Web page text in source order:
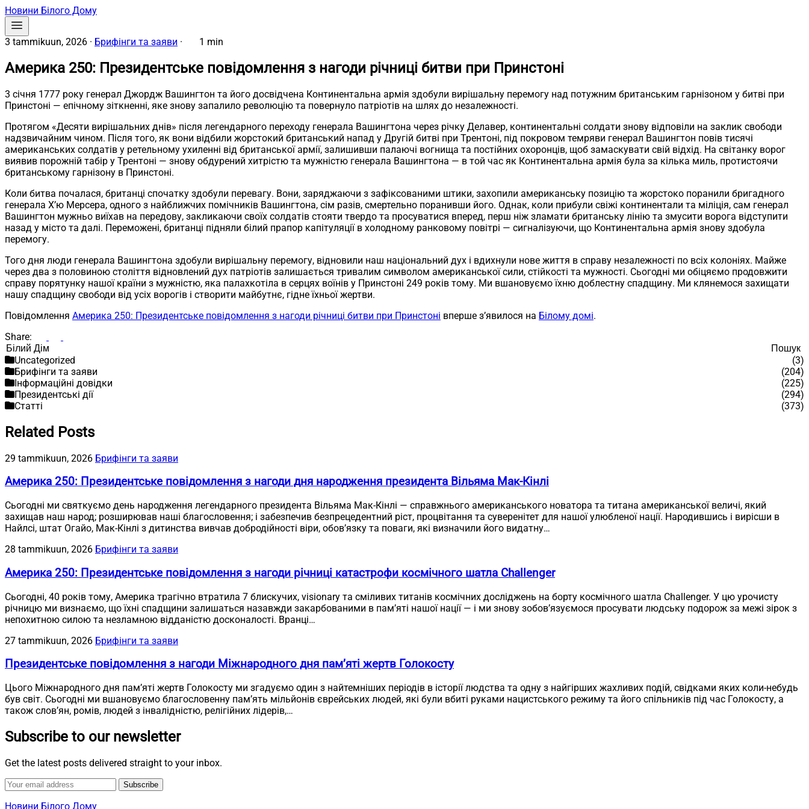
Новини Білого Дому
3 tammikuun, 2026 · Брифінги та заяви · 1 min
Америка 250: Президентське повідомлення з нагоди річниці битви при Принстоні
3 січня 1777 року генерал Джордж Вашингтон та його досвідчена Континентальна армія здобули вирішальну перемогу над потужним британським гарнізоном у битві при
Принстоні — епічному зіткненні, яке знову запалило революцію та повернуло патріотів на шлях до незалежності.
Протягом «Десяти вирішальних днів» після легендарного переходу генерала Вашингтона через річку Делавер, континентальні солдати знову відповіли на заклик свободи
надзвичайним чином. Після того, як вони відбили жорстокий британський напад у Другій битві при Трентоні, під покровом темряви генерал Вашингтон повів тисячі
американських солдатів у ретельному ухиленні від британської армії, залишивши палаючі вогнища та постійних охоронців, щоб замаскувати свій відхід. На світанку ворог
виявив порожній табір у Трентоні — знову обдурений хитрістю та мужністю генерала Вашингтона — в той час як Континентальна армія була за кілька миль, протистоячи
британському гарнізону в Принстоні.
Коли битва почалася, британці спочатку здобули перевагу. Вони, заряджаючи з зафіксованими штики, захопили американську позицію та жорстоко поранили бригадного
генерала Х’ю Мерсера, одного з найближчих помічників Вашингтона, сім разів, смертельно поранивши його. Однак, коли прибули свіжі континентали та міліція, сам генерал
Вашингтон мужньо виїхав на передову, закликаючи своїх солдатів стояти твердо та просуватися вперед, перш ніж зламати британську лінію та змусити ворога відступити
назад у місто та далі. Переможені, британці підняли білий прапор капітуляції в холодному ранковому повітрі — сигналізуючи, що Континентальна армія знову здобула
перемогу.
Того дня люди генерала Вашингтона здобули вирішальну перемогу, відновили наш національний дух і вдихнули нове життя в справу незалежності по всіх колоніях. Майже
через два з половиною століття відновлений дух патріотів залишається тривалим символом американської сили, стійкості та мужності. Сьогодні ми обіцяємо продовжити
справу порятунку нашої країни з мужністю, яка палахкотіла в серцях воїнів у Принстоні 249 років тому. Ми вшановуємо їхню доблестну спадщину. Ми клянемося захищати
нашу спадщину свободи від усіх ворогів і створити майбутнє, гідне їхньої жертви.
Повідомлення Америка 250: Президентське повідомлення з нагоди річниці битви при Принстоні вперше з’явилося на Білому домі.
Share:
Пошук
Пошук
Uncategorized
(3)
Брифінги та заяви
(204)
Інформаційні довідки
(225)
Президентські дії
(294)
Статті
(373)
Related Posts
29 tammikuun, 2026 Брифінги та заяви
Америка 250: Президентське повідомлення з нагоди дня народження президента Вільяма Мак-Кінлі
Сьогодні ми святкуємо день народження легендарного президента Вільяма Мак-Кінлі — справжнього американського новатора та титана американської величі, який
захищав наш народ; розширював наші благословення; і забезпечив безпрецедентний ріст, процвітання та суверенітет для нашої улюбленої нації. Народившись і вирісши в
Найлсі, штат Огайо, Мак-Кінлі з дитинства вивчав добродійності віри, обов’язку та поваги, які визначили його видатну…
28 tammikuun, 2026 Брифінги та заяви
Америка 250: Президентське повідомлення з нагоди річниці катастрофи космічного шатла Challenger
Сьогодні, 40 років тому, Америка трагічно втратила 7 блискучих, visionary та сміливих титанів космічних досліджень на борту космічного шатла Challenger. У цю урочисту
річницю ми визнаємо, що їхні спадщини залишаться назавжди закарбованими в пам’яті нашої нації — і ми знову зобов’язуємося просувати людську подорож за межі зірок з
непохитною силою та незламною відданістю досконалості. Вранці…
27 tammikuun, 2026 Брифінги та заяви
Президентське повідомлення з нагоди Міжнародного дня пам’яті жертв Голокосту
Цього Міжнародного дня пам’яті жертв Голокосту ми згадуємо один з найтемніших періодів в історії людства та одну з найгірших жахливих подій, свідками яких коли-небудь
був світ. Сьогодні ми вшановуємо благословенну пам’ять мільйонів єврейських людей, які були вбиті руками нацистського режиму та його спільників під час Голокосту, а
також слов’ян, ромів, людей з інвалідністю, релігійних лідерів,…
Subscribe to our newsletter
Get the latest posts delivered straight to your inbox.
Subscribe
Новини Білого Дому